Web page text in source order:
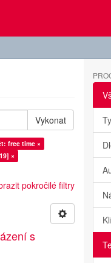
Vykonat
free time ×
×
pokročilé filtry
s